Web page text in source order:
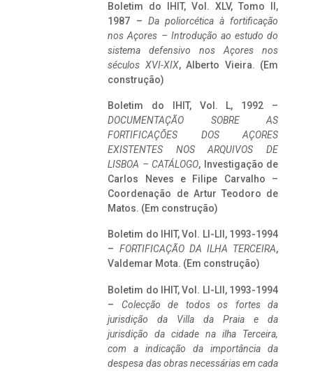
Boletim do IHIT, Vol. XLV, Tomo II,
1987 – Da poliorcética à fortificação
nos Açores – Introdução ao estudo do
sistema defensivo nos Açores nos
séculos XVI-XIX, Alberto Vieira. (Em
construção)
Boletim do IHIT, Vol. L, 1992 –
DOCUMENTAÇÃO SOBRE AS
FORTIFICAÇÕES DOS AÇORES
EXISTENTES NOS ARQUIVOS DE
LISBOA – CATÁLOGO, Investigação de
Carlos Neves e Filipe Carvalho –
Coordenação de Artur Teodoro de
Matos. (Em construção)
Boletim do IHIT, Vol. LI-LII, 1993-1994
– FORTIFICAÇÃO DA ILHA TERCEIRA,
Valdemar Mota. (Em construção)
Boletim do IHIT, Vol. LI-LII, 1993-1994
– Colecção de todos os fortes da
jurisdição da Villa da Praia e da
jurisdição da cidade na ilha Terceira,
com a indicação da importância da
despesa das obras necessárias em cada